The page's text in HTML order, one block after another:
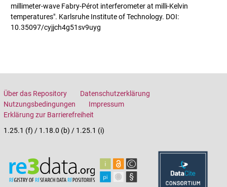
millimeter-wave Fabry-Pérot interferometer at milli-Kelvin
temperatures". Karlsruhe Institute of Technology. DOI:
10.35097/cyjjch4g51sv9uyg
Über das Repository
Datenschutzerklärung
Nutzungsbedingungen
Impressum
Erklärung zur Barrierefreiheit
1.25.1 (f) / 1.18.0 (b) / 1.25.1 (i)